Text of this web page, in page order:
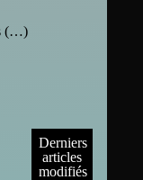
(…)
Derniers
articles
modifiés